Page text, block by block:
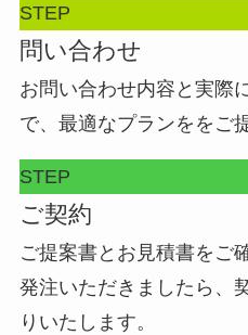
STEP
問い合わせ
お問い合わせ内容と実際
で、最適なプランををご
STEP
ご契約
ご提案書とお見積書をご
発注いただきましたら、
りいたします。